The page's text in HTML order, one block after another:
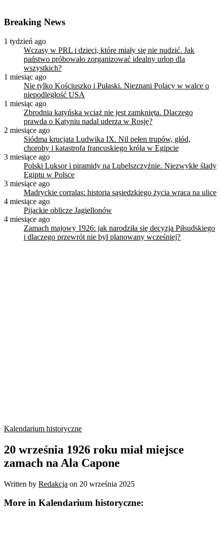
Breaking News
1 tydzień ago
Wczasy w PRL i dzieci, które miały się nie nudzić. Jak
państwo próbowało zorganizować idealny urlop dla
wszystkich?
1 miesiąc ago
Nie tylko Kościuszko i Pułaski. Nieznani Polacy w walce o
niepodległość USA
1 miesiąc ago
Zbrodnia katyńska wciąż nie jest zamknięta. Dlaczego
prawda o Katyniu nadal uderza w Rosję?
2 miesiące ago
Siódma krucjata Ludwika IX. Nil pełen trupów, głód,
choroby i katastrofa francuskiego króla w Egipcie
3 miesiące ago
Polski Luksor i piramidy na Lubelszczyźnie. Niezwykłe ślady
Egiptu w Polsce
3 miesiące ago
Madryckie corralas: historia sąsiedzkiego życia wraca na ulice
4 miesiące ago
Pijackie oblicze Jagiellonów
4 miesiące ago
Zamach majowy 1926: jak narodziła się decyzja Piłsudskiego
i dlaczego przewrót nie był planowany wcześniej?
Kalendarium historyczne
20 września 1926 roku miał miejsce
zamach na Ala Capone
Written by Redakcja on 20 września 2025
More in Kalendarium historyczne: